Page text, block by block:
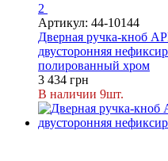
2
Артикул: 44-10144
Дверная ручка-кноб
двусторонняя
полированный хром
3 434 грн
В наличии 9шт.